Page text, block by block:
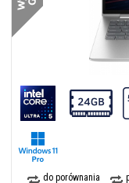
do porównania